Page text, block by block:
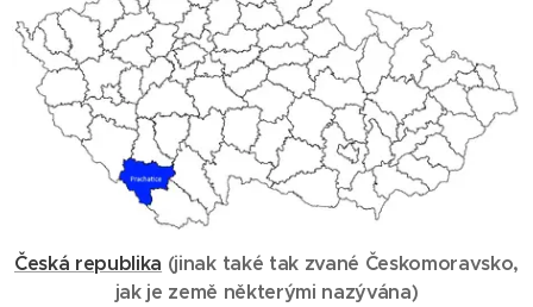
Česká republika (jinak také tak zvané Českomoravsko,
jak je země některými nazývána)